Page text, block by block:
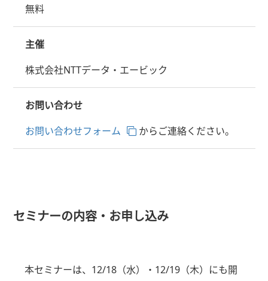
無料
主催
株式会社NTTデータ・エービック
お問い合わせ
お問い合わせフォーム
からご連絡ください。
セミナーの内容・お申し込み
本セミナーは、12/18（水）・12/19（木）にも開